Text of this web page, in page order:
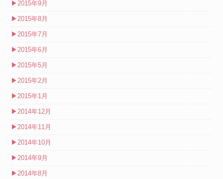
▶2015年9月
▶2015年8月
▶2015年7月
▶2015年6月
▶2015年5月
▶2015年2月
▶2015年1月
▶2014年12月
▶2014年11月
▶2014年10月
▶2014年9月
▶2014年8月